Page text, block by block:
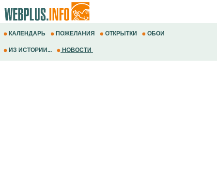
КАЛЕНДАРЬ ПОЖЕЛАНИЯ ОТКРЫТКИ ОБОИ
ИЗ ИСТОРИИ... НОВОСТИ